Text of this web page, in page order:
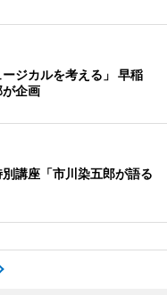
ジカルを考える」 早稲
企画
講座「市川染五郎が語る